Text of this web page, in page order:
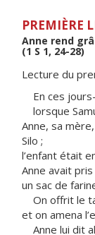
PREMIÈRE
Anne rend
(1 S 1, 24-28)
Lecture du
En ces
lorsque
Anne, sa
Silo ;
l’enfant était
Anne avait
un sac de
On offrit le
et on amena
Anne lui dit